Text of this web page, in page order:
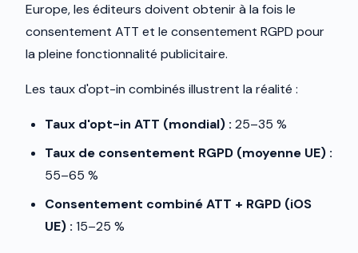
Europe, les éditeurs doivent obtenir à la fois le
consentement ATT et le consentement RGPD pour
la pleine fonctionnalité publicitaire.
Les taux d'opt-in combinés illustrent la réalité :
Taux d'opt-in ATT (mondial) : 25–35 %
Taux de consentement RGPD (moyenne UE) :
55–65 %
Consentement combiné ATT + RGPD (iOS
UE) : 15–25 %